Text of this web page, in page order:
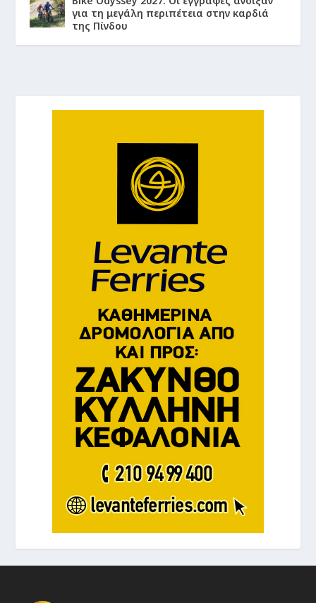
για τη μεγάλη περιπέτεια στην καρδιά
της Πίνδου